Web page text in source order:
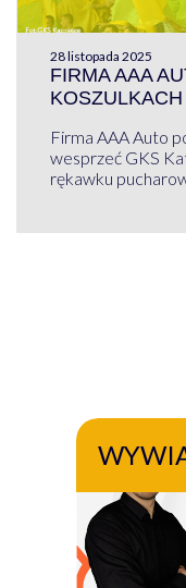
28 listopada 2025
FIRMA AAA
Firma AAA Auto
wesprzeć GKS
rękawku